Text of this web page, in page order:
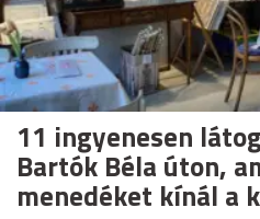
11 ingyenesen
Bartók Béla úton,
menedéket kínál a